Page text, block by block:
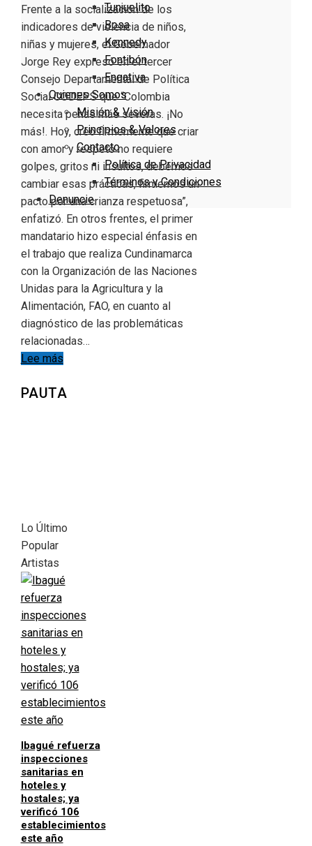
Tunjuelito
Bosa
Kennedy
Fontibón
Engativa
Quienes Somos
Misión & Visión
Principios & Valores
Contacto
Política de Privacidad
Términos y Condiciones
Denuncie
Frente a la socialización de los
indicadores de violencia de niños,
niñas y mujeres, el Gobernador
Jorge Rey expresó en el tercer
Consejo Departamental de Política
Social CODEPS que “Colombia
necesita penas más severas. ¡No
más!. Hoy, creo firmemente que criar
con amor y respeto no requiere
golpes, gritos ni insultos, debemos
cambiar esas prácticas, firmemos un
pacto por una crianza respetuosa”,
enfatizó. En otros frentes, el primer
mandatario hizo especial énfasis en
el trabajo que realiza Cundinamarca
con la Organización de las Naciones
Unidas para la Agricultura y la
Alimentación, FAO, en cuanto al
diagnóstico de las problemáticas
relacionadas…
Lee más
PAUTA
Lo Último
Popular
Artistas
Ibagué refuerza
inspecciones
sanitarias en
hoteles y
hostales; ya
verificó 106
establecimientos
este año